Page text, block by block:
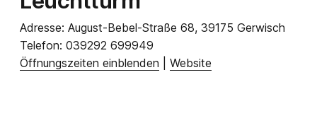
Adresse: August-Bebel-Straße 68, 39175 Gerwisch
Telefon: 039292 699949
Öffnungszeiten einblenden
Website